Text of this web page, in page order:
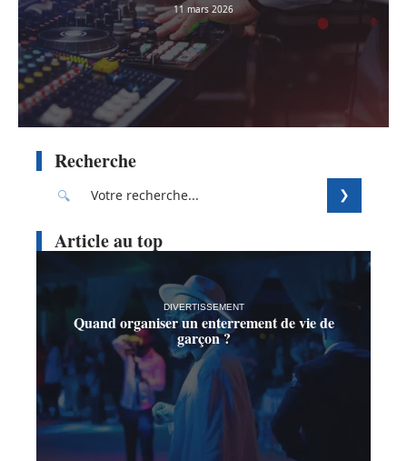
11 mars 2026
Recherche
Article au top
DIVERTISSEMENT
Quand organiser un enterrement de vie de
garçon ?